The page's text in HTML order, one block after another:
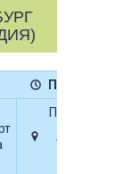
ПРИБЫТИЕ
Паромы
Viking